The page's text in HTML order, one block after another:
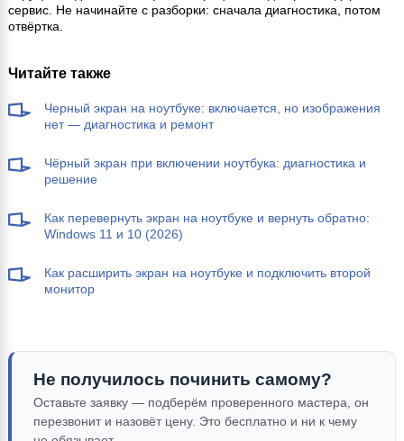
сервис. Не начинайте с разборки: сначала диагностика, потом
отвёртка.
Читайте также
Черный экран на ноутбуке: включается, но изображения
нет — диагностика и ремонт
Чёрный экран при включении ноутбука: диагностика и
решение
Как перевернуть экран на ноутбуке и вернуть обратно:
Windows 11 и 10 (2026)
Как расширить экран на ноутбуке и подключить второй
монитор
Не получилось починить самому?
Оставьте заявку — подберём проверенного мастера, он
перезвонит и назовёт цену. Это бесплатно и ни к чему